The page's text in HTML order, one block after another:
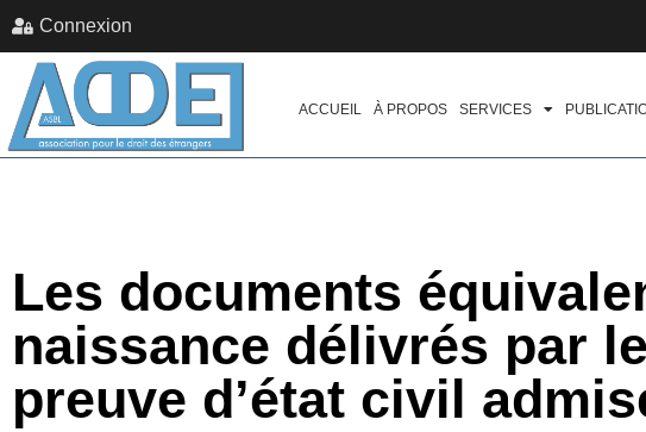
Connexion
ACCUEIL À PROPOS SERVICES
Les documents
naissance délivrés par
preuve d’état civil